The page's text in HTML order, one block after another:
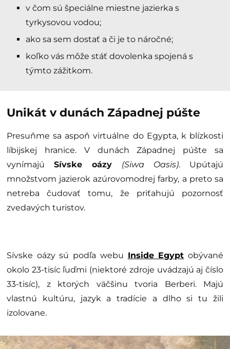
v čom sú špeciálne miestne jazierka s
tyrkysovou vodou;
ako sa sem dostať a či je to náročné;
koľko vás môže stáť dovolenka spojená s
týmto zážitkom.
Unikát v dunách Západnej púšte
Presuňme sa aspoň virtuálne do Egypta, k blízkosti
líbijskej hranice. V dunách Západnej púšte sa
vynímajúSívske oázy (Siwa Oasis). Upútajú
množstvom jazierok azúrovomodrej farby, a preto sa
netreba čudovať tomu, že priťahujú pozornosť
zvedavých turistov.
Sívske oázy sú podľa webu Inside Egypt obývané
okolo 23-tisíc ľuďmi (niektoré zdroje uvádzajú aj číslo
33-tisíc), z ktorých väčšinu tvoria Berberi. Majú
vlastnú kultúru, jazyk a tradície a dlho si tu žili
izolovane.